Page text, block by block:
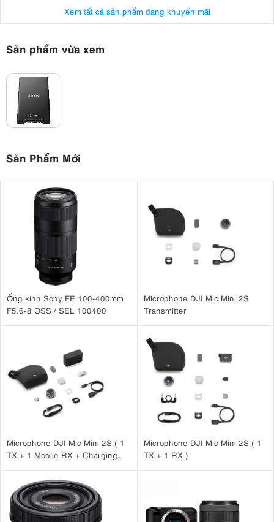
Xem tất cả sản phẩm đang khuyến mãi
Sản phẩm vừa xem
Sản Phẩm Mới
Ống kính Sony FE 100-400mm
F5.6-8 OSS / SEL 100400
Microphone DJI Mic Mini 2S
Transmitter
Microphone DJI Mic Mini 2S ( 1
TX + 1 Mobile RX + Charging
Microphone DJI Mic Mini 2S ( 1
TX + 1 RX )